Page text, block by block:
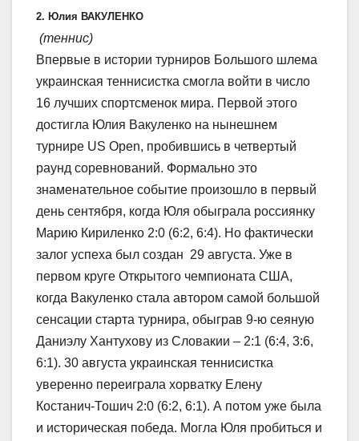
2. Юлия ВАКУЛЕНКО
(теннис)
Впервые в истории турниров Большого шлема
украинская теннисистка смогла войти в число
16 лучших спортсменок мира. Первой этого
достигла Юлия Вакуленко на нынешнем
турнире US Open, пробившись в четвертый
раунд соревнований. Формально это
знаменательное событие произошло в первый
день сентября, когда Юля обыграла россиянку
Марию Кириленко 2:0 (6:2, 6:4). Но фактически
залог успеха был создан 29 августа. Уже в
первом круге Открытого чемпионата США,
когда Вакуленко стала автором самой большой
сенсации старта турнира, обыграв 9-ю сеяную
Даниэлу Хантухову из Словакии – 2:1 (6:4, 3:6,
6:1). 30 августа украинская теннисистка
уверенно переиграла хорватку Елену
Костанич-Тошич 2:0 (6:2, 6:1). А потом уже была
и историческая победа. Могла Юля пробиться и